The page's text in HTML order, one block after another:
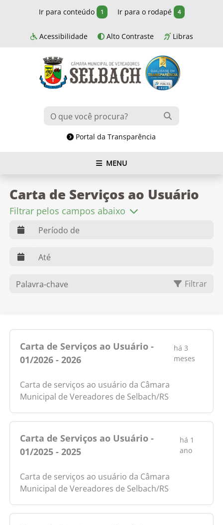
Ir para conteúdo 1 Ir para o rodapé 4
Acessibilidade Alto Contraste Libras
Portal da Transparência
MENU
Carta de Serviços ao Usuário
Filtrar pelos campos abaixo
web.dts
web.dte
O que você procura? Filtrar
Carta de Serviços ao Usuário -
01/2026 - 2026
há 3
meses
Carta de serviços ao usuário da Câmara
Municipal de Vereadores de Selbach/RS
Carta de Serviços ao Usuário -
01/2025 - 2025
há 1
ano
Carta de serviços ao usuário da Câmara
Municipal de Vereadores de Selbach/RS